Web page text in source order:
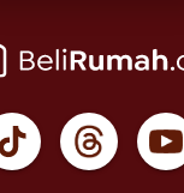
di Jakarta Pusat >
>
Baru >